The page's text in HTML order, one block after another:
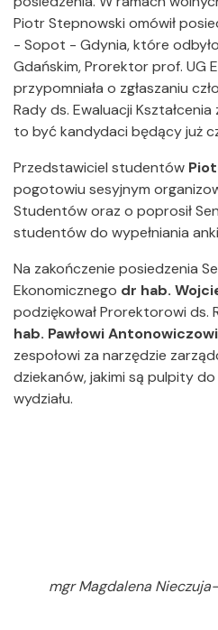
Piotr Stepnowski omówił
- Sopot - Gdynia, które
Gdańskim, Prorektor prof. UG
przypomniała o zgłaszaniu
Rady ds. Ewaluacji
to być kandydaci będący już
Przedstawiciel studentów
pogotowiu sesyjnym
Studentów oraz o poprosił
studentów do wypełniania
Na zakończenie posiedzenia
Ekonomicznego dr hab.
podziękował Prorektorowi ds.
hab. Pawłowi
zespołowi za narzędzie
dziekanów, jakimi są pulpity
wydziału.
mgr Magdalena